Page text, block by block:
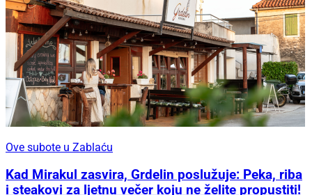
Ove subote u Zablaću
Kad Mirakul zasvira, Grdelin poslužuje: Peka, riba
i steakovi za ljetnu večer koju ne želite propustiti!